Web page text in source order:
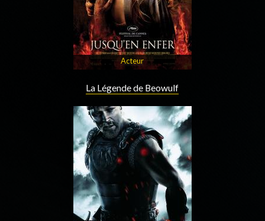
Acteur
La Légende de Beowulf